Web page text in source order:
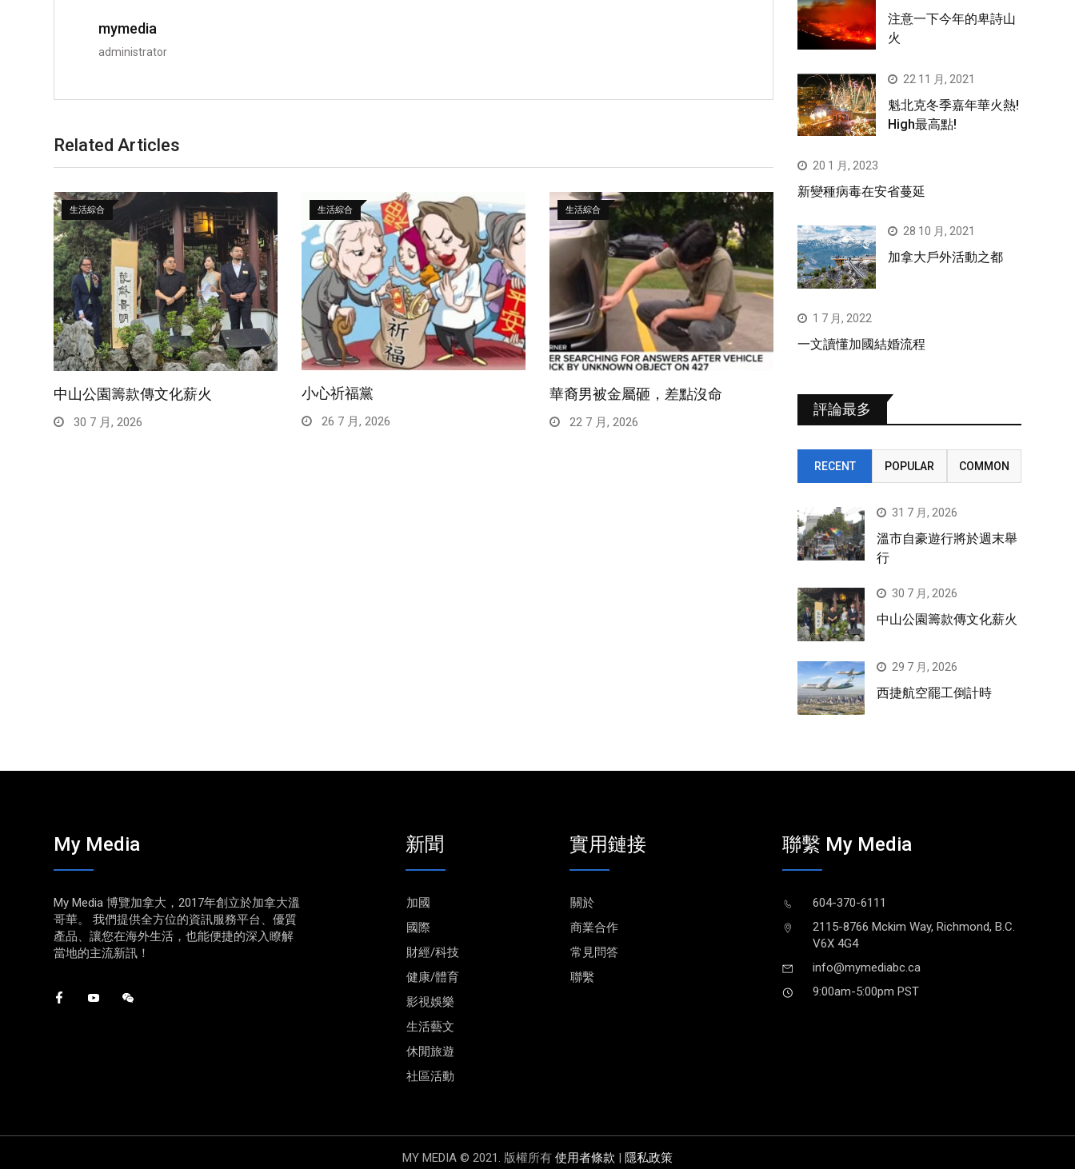
mymedia
administrator
Related Articles
生活綜合
中山公園籌款傳文化薪火
30 7 月, 2026
生活綜合
小心祈福黨
26 7 月, 2026
生活綜合
華裔男被金屬砸，差點沒命
22 7 月, 2026
注意一下今年的卑詩山
火
22 11 月, 2021
魁北克冬季嘉年華火熱!
High最高點!
20 1 月, 2023
新變種病毒在安省蔓延
28 10 月, 2021
加拿大戶外活動之都
1 7 月, 2022
一文讀懂加國結婚流程
評論最多
RECENT POPULAR COMMON
31 7 月, 2026
溫市自豪遊行將於週末舉
行
30 7 月, 2026
中山公園籌款傳文化薪火
29 7 月, 2026
西捷航空罷工倒計時
My Media
My Media 博覽加拿大，2017年創立於加拿大溫
哥華。 我們提供全方位的資訊服務平台、優質
產品、讓您在海外生活，也能便捷的深入瞭解
當地的主流新訊！
新聞
加國
國際
財經/科技
健康/體育
影視娛樂
生活藝文
休閒旅遊
社區活動
實用鏈接
關於
商業合作
常見問答
聯繫
聯繫 My Media
604-370-6111
2115-8766 Mckim Way, Richmond, B.C.
V6X 4G4
info@mymediabc.ca
9:00am-5:00pm PST
MY MEDIA © 2021. 版權所有 使用者條款 | 隱私政策